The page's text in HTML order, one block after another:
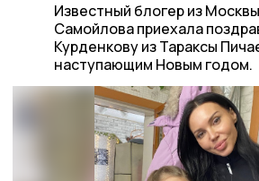
Известный блогер из
Самойлова приехала
Курденкову из Тараксы
наступающим Новым годом.